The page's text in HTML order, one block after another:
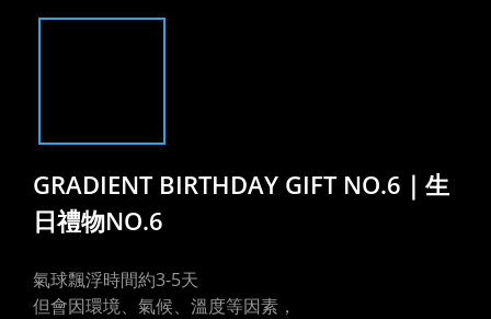
GRADIENT BIRTHDAY GIFT NO.6｜生
日禮物NO.6
氣球飄浮時間約3-5天
但會因環境、氣候、溫度等因素，